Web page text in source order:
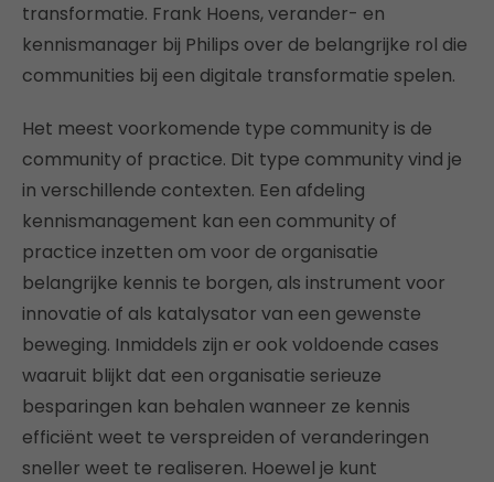
transformatie. Frank Hoens, verander- en
kennismanager bij Philips over de belangrijke rol die
communities bij een digitale transformatie spelen.
Het meest voorkomende type community is de
community of practice. Dit type community vind je
in verschillende contexten. Een afdeling
kennismanagement kan een community of
practice inzetten om voor de organisatie
belangrijke kennis te borgen, als instrument voor
innovatie of als katalysator van een gewenste
beweging. Inmiddels zijn er ook voldoende cases
waaruit blijkt dat een organisatie serieuze
besparingen kan behalen wanneer ze kennis
efficiënt weet te verspreiden of veranderingen
sneller weet te realiseren. Hoewel je kunt